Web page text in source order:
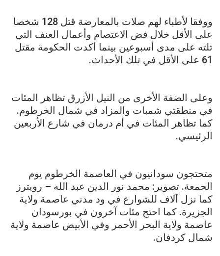
ووفقا لأطباء لهم صلات بالمعارضة قتل 128 شخصا
على الأقل خلال فض الاعتصام وأعمال العنف التي
تلته على مدى أسبوعين بينما أكدت الحكومة مقتل
61 على الأقل في تلك الأحداث.
وعلى الضفة الأخرى من النيل الأزرق تظاهر المئات
في منطقتي شمبات والمزاد في شمال الخرطوم.
كما تظاهر المئات في أم درمان في شارع الأربعين
الرئيسي.
متحتجون سودانيون في العاصمة الخرطوم يوم
الحمعة. تصوير: محمد نور الدين عبد الله – رويترز
كما نزل آلاف للشوارع في ود مدني عاصمة ولاية
الجزيرة. كما احتج مئات آخرون في بورسودان
عاصمة ولاية البحر الأحمر وفي الأبيض عاصمة ولاية
شمال كردفان.